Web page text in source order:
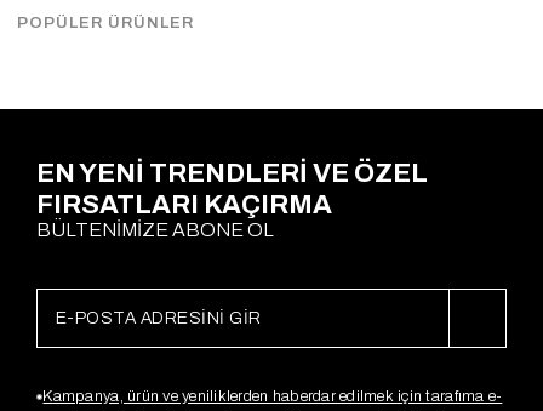
EN YENİ TRENDLERİ VE ÖZEL
FIRSATLARI KAÇIRMA
BÜLTENİMİZE ABONE OL
Kampanya, ürün ve yeniliklerden haberdar edilmek için tarafıma e-
POPÜLER ÜRÜNLER